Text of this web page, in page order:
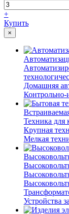
+
Купить
×
Домашняя
Техника для
Крупная
Мелкая
Устройства